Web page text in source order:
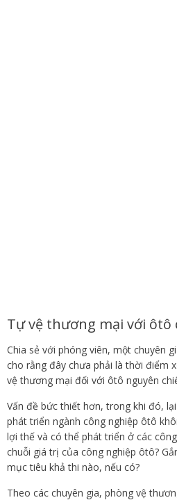
Tự vệ thương mại với ôtô
Chia sẻ với phóng viên, một chuyên
cho rằng đây chưa phải là thời điểm
vệ thương mại đối với ôtô nguyên
Vấn đề bức thiết hơn, trong khi đó,
phát triển ngành công nghiệp ôtô
lợi thế và có thể phát triển ở các
chuỗi giá trị của công nghiệp ôtô?
mục tiêu khả thi nào, nếu có?
Theo các chuyên gia, phòng vệ